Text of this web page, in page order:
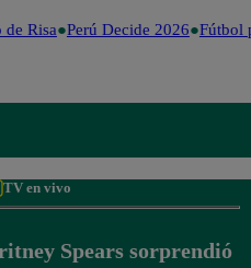
Risa Perú Decide 2026 Fútbol
TV en vivo
Spears sorprendió